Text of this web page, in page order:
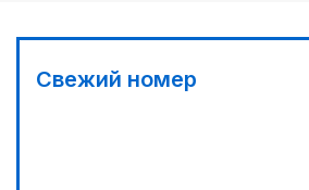
Челлендж в Вооруженных
01:40
Свежий номер